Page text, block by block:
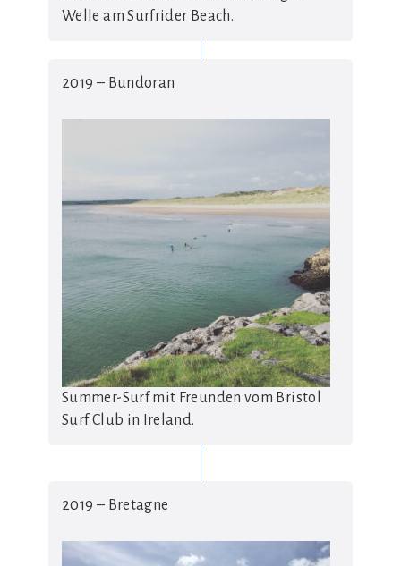
Welle am Surfrider Beach.
2019 – Bundoran
Summer-Surf mit Freunden vom Bristol
Surf Club in Ireland.
2019 – Bretagne